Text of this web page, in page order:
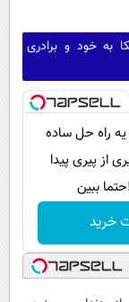
به خود و برادری
یه راه حل ساده
از پیری پیدا
ببین
خرید